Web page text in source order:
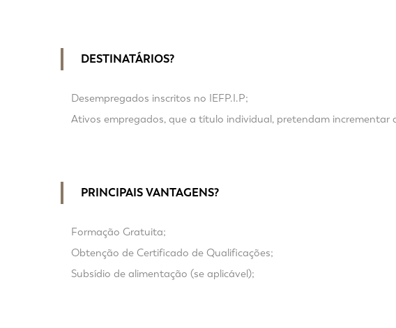
DESTINATÁRIOS?
Desempregados inscritos no IEFP.I.P;
Ativos empregados, que a título individual, pretendam incrementar
PRINCIPAIS VANTAGENS?
Formação Gratuita;
Obtenção de Certificado de Qualificações;
Subsídio de alimentação (se aplicável);